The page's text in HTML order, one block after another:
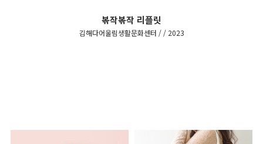
볶작볶작 리플릿
김해다어울림생활문화센터 / / 2023